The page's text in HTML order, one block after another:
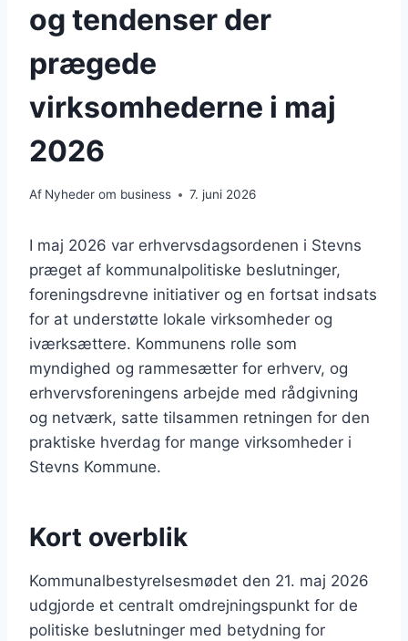
og tendenser der
prægede
virksomhederne i maj
2026
Af Nyheder om business 7. juni 2026
I maj 2026 var erhvervsdagsordenen i Stevns
præget af kommunalpolitiske beslutninger,
foreningsdrevne initiativer og en fortsat indsats
for at understøtte lokale virksomheder og
iværksættere. Kommunens rolle som
myndighed og rammesætter for erhverv, og
erhvervsforeningens arbejde med rådgivning
og netværk, satte tilsammen retningen for den
praktiske hverdag for mange virksomheder i
Stevns Kommune.
Kort overblik
Kommunalbestyrelsesmødet den 21. maj 2026
udgjorde et centralt omdrejningspunkt for de
politiske beslutninger med betydning for